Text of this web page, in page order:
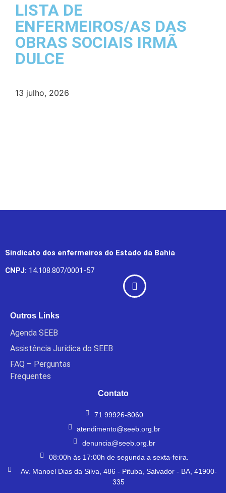
LISTA DE
ENFERMEIROS/AS DAS
OBRAS SOCIAIS IRMÃ
DULCE
13 julho, 2026
Sindicato dos enfermeiros do Estado da Bahia
CNPJ: 14.108.807/0001-57
Outros Links
Agenda SEEB
Assistência Jurídica do SEEB
FAQ – Perguntas
Frequentes
Contato
71 99926-8060
atendimento@seeb.org.br
denuncia@seeb.org.br
08:00h às 17:00h de segunda a sexta-feira.
Av. Manoel Dias da Silva, 486 - Pituba, Salvador - BA, 41900-
335